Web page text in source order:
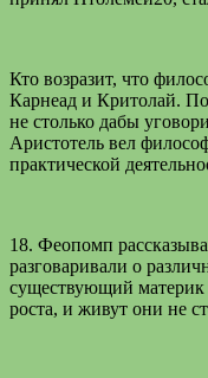
Кто возразит, что
Карнеад и Критолай.
не столько дабы
Аристотель вел
практической
18. Феопомп
разговаривали о
существующий
роста, и живут они не